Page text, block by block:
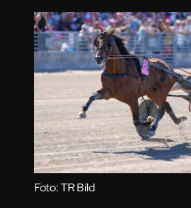
Foto: TR Bild